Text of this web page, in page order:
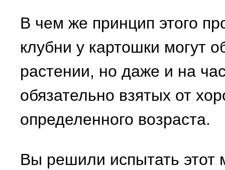
В чем же принцип этого
клубни у картошки могут
растении, но даже и на
обязательно взятых от
определенного возраста.
Вы решили испытать этот